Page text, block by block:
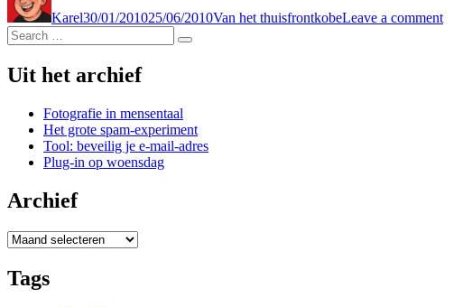
Karel30/01/201025/06/2010Van het thuisfrontkobeLeave a comment
Search
for:
Search
Uit het archief
Fotografie in mensentaal
Het grote spam-experiment
Tool: beveilig je e-mail-adres
Plug-in op woensdag
Archief
Archief
Tags